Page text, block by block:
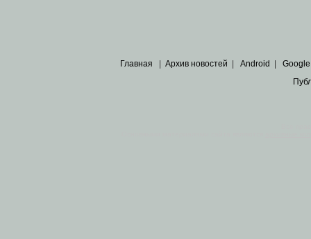
Главная Архив новостей Android Google